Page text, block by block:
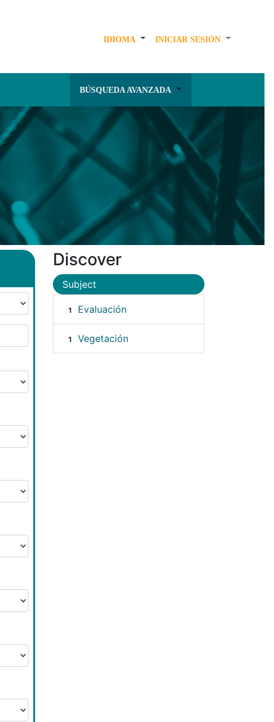
IDIOMA INICIAR SESIÓN
BÚSQUEDA AVANZADA
Discover
Subject
1 Evaluación
1 Vegetación